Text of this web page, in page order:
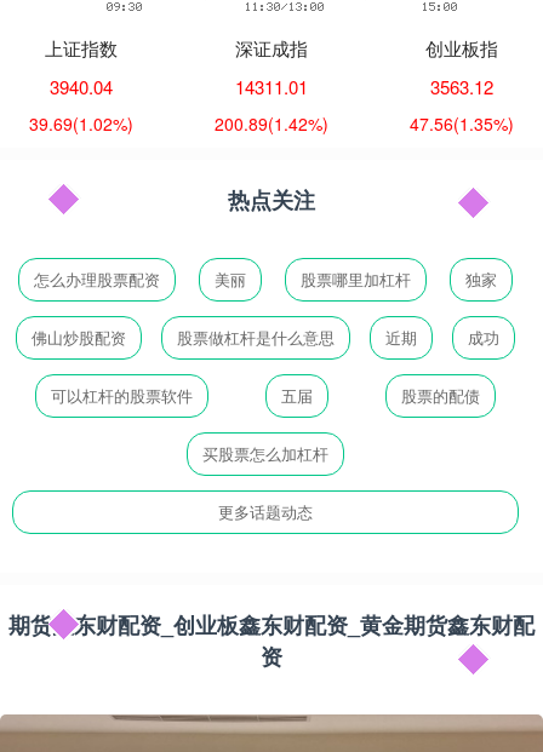
上证指数
3940.04
39.69(1.02%)
深证成指
14311.01
200.89(1.42%)
创业板指
3563.12
47.56(1.35%)
热点关注
怎么办理股票配资 美丽 股票哪里加杠杆 独家
佛山炒股配资 股票做杠杆是什么意思 近期 成功
可以杠杆的股票软件 五届 股票的配债
买股票怎么加杠杆
更多话题动态
期货鑫东财配资_创业板鑫东财配资_黄金期货鑫东财配
资